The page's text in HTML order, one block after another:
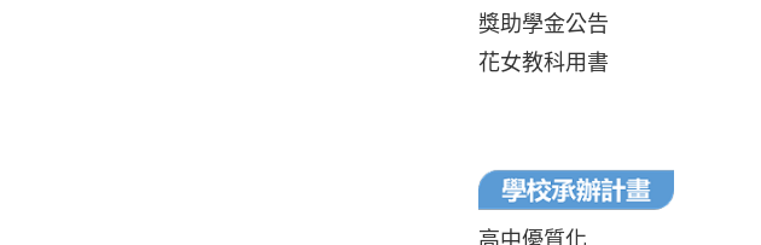
獎助學金公告
花女教科用書
高中優質化